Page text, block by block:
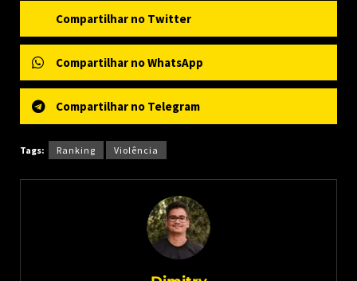
Compartilhar no Twitter
Compartilhar no WhatsApp
Compartilhar no Telegram
Tags: Ranking Violência